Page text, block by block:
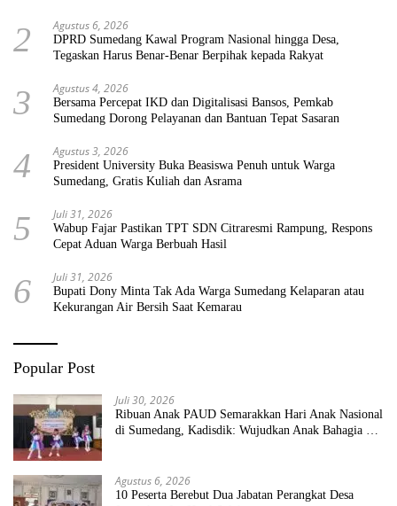
2 Agustus 6, 2026
DPRD Sumedang Kawal Program Nasional hingga Desa,
Tegaskan Harus Benar-Benar Berpihak kepada Rakyat
3 Agustus 4, 2026
Bersama Percepat IKD dan Digitalisasi Bansos, Pemkab
Sumedang Dorong Pelayanan dan Bantuan Tepat Sasaran
4 Agustus 3, 2026
President University Buka Beasiswa Penuh untuk Warga
Sumedang, Gratis Kuliah dan Asrama
5 Juli 31, 2026
Wabup Fajar Pastikan TPT SDN Citraresmi Rampung, Respons
Cepat Aduan Warga Berbuah Hasil
6 Juli 31, 2026
Bupati Dony Minta Tak Ada Warga Sumedang Kelaparan atau
Kekurangan Air Bersih Saat Kemarau
Popular Post
Juli 30, 2026
Ribuan Anak PAUD Semarakkan Hari Anak Nasional
di Sumedang, Kadisdik: Wujudkan Anak Bahagia dan
Agustus 6, 2026
10 Peserta Berebut Dua Jabatan Perangkat Desa